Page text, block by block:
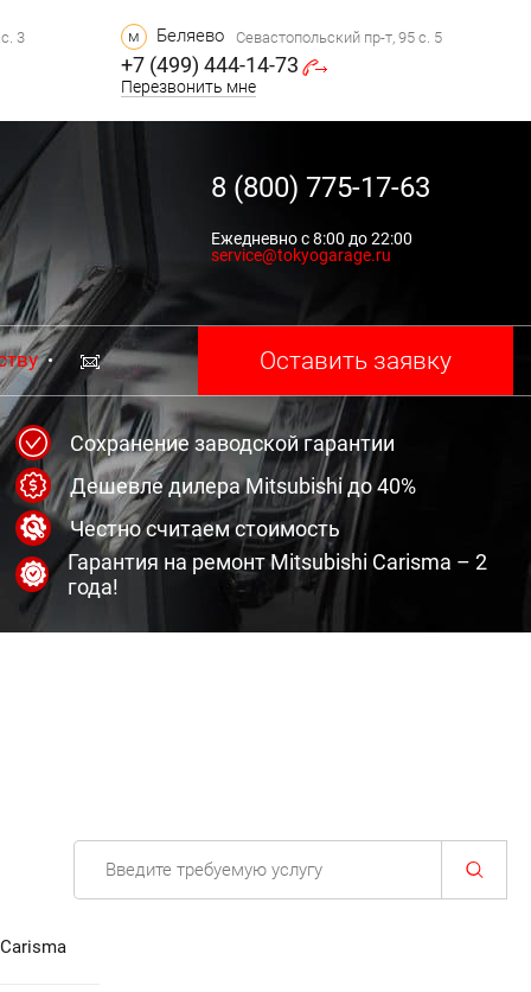
3 м Беляево Севастопольский пр-т, 95 с. 5
+7 (499) 444-14-73
Перезвонить мне
8 (800) 775-17-63
Ежедневно с 8:00 до 22:00
service@tokyogarage.ru
Оставить заявку
Сохранение заводской гарантии
Дешевле дилера Mitsubishi до 40%
Честно считаем стоимость
Гарантия на ремонт Mitsubishi Carisma – 2
года!